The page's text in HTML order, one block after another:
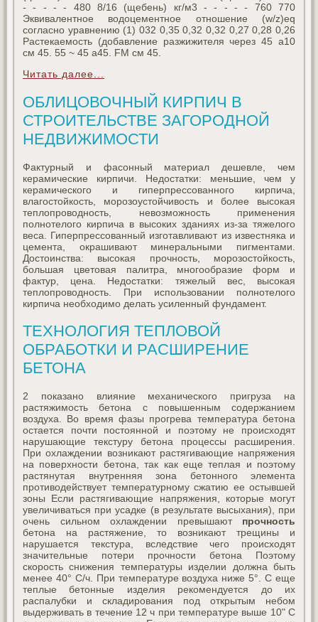
- - - - - 480 8/16 (щебень) кг/м3 - - - - - 760 770
Эквивалентное водоцементное отношение (w/z)eq
согласно уравнению (1) 032 0,35 0,32 0,32 0,27 0,28 0,26
Растекаемость (добавление разжижителя через 45 a10
см 45. 55 ~ 45 a45. FM см 45.
Читать далее...
ОБЛИЦОВОЧНЫЙ КИРПИЧ В
СТРОИТЕЛЬСТВЕ ЗАГОРОДНОЙ
НЕДВИЖИМОСТИ
Фактурный и фасонный материал дешевле, чем
керамические кирпичи. Недостатки: меньшие, чем у
керамического и гиперпрессованного кирпича,
влагостойкость, морозоустойчивость и более высокая
теплопроводность, невозможность применения
полнотелого кирпича в высоких зданиях из-за тяжелого
веса. Гиперпрессованный изготавливают из известняка и
цемента, окрашивают минеральными пигментами.
Достоинства: высокая прочность, морозостойкость,
большая цветовая палитра, многообразие форм и
фактур, цена. Недостатки: тяжелый вес, высокая
теплопроводность. При использовании полнотелого
кирпича необходимо делать усиленный фундамент.
ТЕХНОЛОГИЯ ТЕПЛОВОЙ
ОБРАБОТКИ И РАСШИРЕНИЕ
БЕТОНА
2 показано влияние механического пригруза на
растяжимость бетона с повышенным содержанием
воздуха. Во время фазы прогрева температура бетона
остается почти постоянной и поэтому не происходят
нарушающие текстуру бетона процессы расширения.
При охлаждении возникают растягивающие напряжения
на поверхности бетона, так как еще теплая и поэтому
растянутая внутренняя зона бетонного элемента
противодействует температурному сжатию ее остывшей
зоны Если растягивающие напряжения, которые могут
увеличиваться при усадке (в результате высыхания), при
очень сильном охлаждении превышают прочность
бетона на растяжение, то возникают трещины и
нарушается текстура, вследствие чего происходят
значительные потери прочности бетона Поэтому
скорость снижения температуры изделии должна быть
менее 40° С/ч. При температуре воздуха ниже 5°. С еще
теплые бетонные изделия рекомендуется до их
распалубки и складирования под открытым небом
выдерживать в течение 12 ч при температуре выше 10" С